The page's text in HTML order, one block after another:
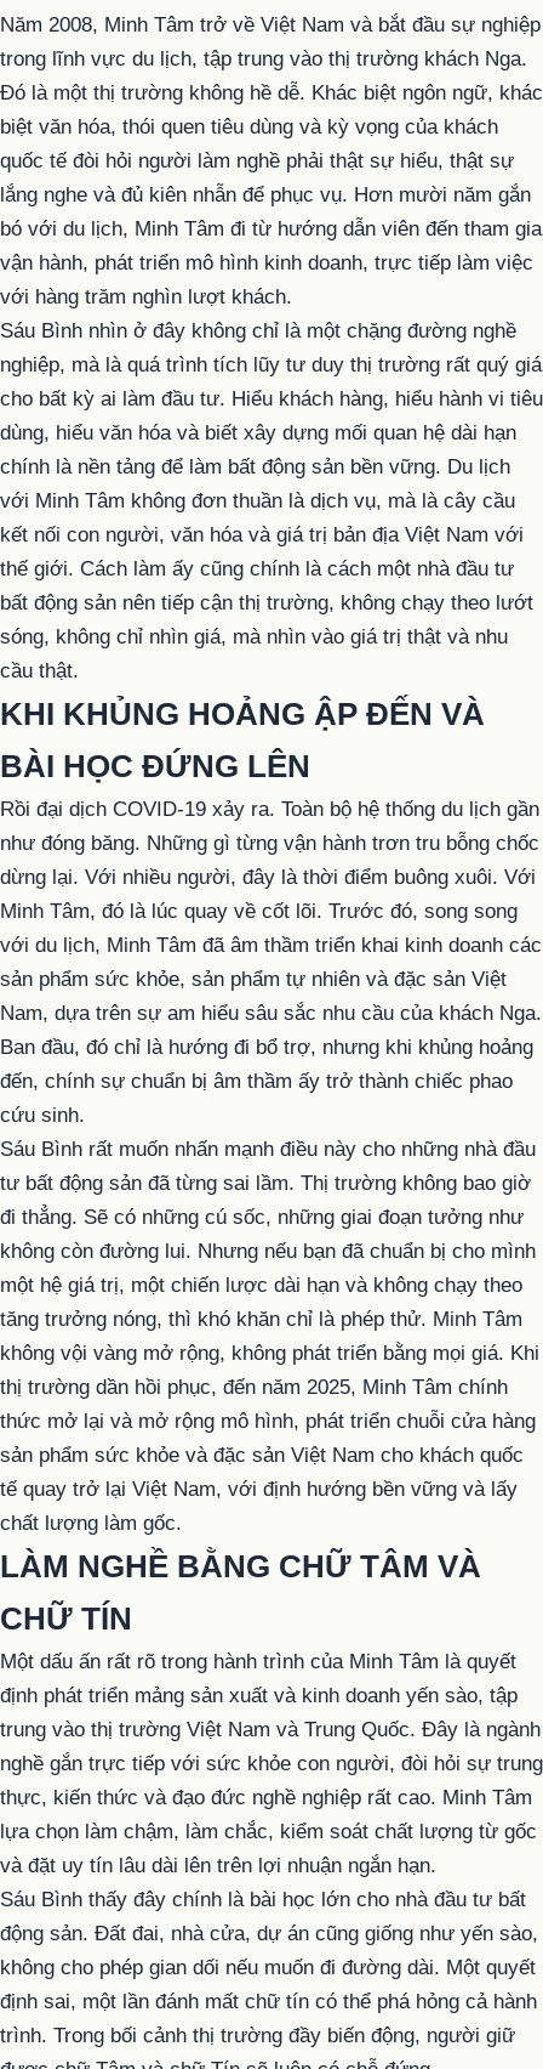
Năm 2008, Minh Tâm trở về Việt Nam và bắt đầu sự nghiệp
trong lĩnh vực du lịch, tập trung vào thị trường khách Nga.
Đó là một thị trường không hề dễ. Khác biệt ngôn ngữ, khác
biệt văn hóa, thói quen tiêu dùng và kỳ vọng của khách
quốc tế đòi hỏi người làm nghề phải thật sự hiểu, thật sự
lắng nghe và đủ kiên nhẫn để phục vụ. Hơn mười năm gắn
bó với du lịch, Minh Tâm đi từ hướng dẫn viên đến tham gia
vận hành, phát triển mô hình kinh doanh, trực tiếp làm việc
với hàng trăm nghìn lượt khách.
Sáu Bình nhìn ở đây không chỉ là một chặng đường nghề
nghiệp, mà là quá trình tích lũy tư duy thị trường rất quý giá
cho bất kỳ ai làm đầu tư. Hiểu khách hàng, hiểu hành vi tiêu
dùng, hiểu văn hóa và biết xây dựng mối quan hệ dài hạn
chính là nền tảng để làm bất động sản bền vững. Du lịch
với Minh Tâm không đơn thuần là dịch vụ, mà là cây cầu
kết nối con người, văn hóa và giá trị bản địa Việt Nam với
thế giới. Cách làm ấy cũng chính là cách một nhà đầu tư
bất động sản nên tiếp cận thị trường, không chạy theo lướt
sóng, không chỉ nhìn giá, mà nhìn vào giá trị thật và nhu
cầu thật.
KHI KHỦNG HOẢNG ẬP ĐẾN VÀ
BÀI HỌC ĐỨNG LÊN
Rồi đại dịch COVID-19 xảy ra. Toàn bộ hệ thống du lịch gần
như đóng băng. Những gì từng vận hành trơn tru bỗng chốc
dừng lại. Với nhiều người, đây là thời điểm buông xuôi. Với
Minh Tâm, đó là lúc quay về cốt lõi. Trước đó, song song
với du lịch, Minh Tâm đã âm thầm triển khai kinh doanh các
sản phẩm sức khỏe, sản phẩm tự nhiên và đặc sản Việt
Nam, dựa trên sự am hiểu sâu sắc nhu cầu của khách Nga.
Ban đầu, đó chỉ là hướng đi bổ trợ, nhưng khi khủng hoảng
đến, chính sự chuẩn bị âm thầm ấy trở thành chiếc phao
cứu sinh.
Sáu Bình rất muốn nhấn mạnh điều này cho những nhà đầu
tư bất động sản đã từng sai lầm. Thị trường không bao giờ
đi thẳng. Sẽ có những cú sốc, những giai đoạn tưởng như
không còn đường lui. Nhưng nếu bạn đã chuẩn bị cho mình
một hệ giá trị, một chiến lược dài hạn và không chạy theo
tăng trưởng nóng, thì khó khăn chỉ là phép thử. Minh Tâm
không vội vàng mở rộng, không phát triển bằng mọi giá. Khi
thị trường dần hồi phục, đến năm 2025, Minh Tâm chính
thức mở lại và mở rộng mô hình, phát triển chuỗi cửa hàng
sản phẩm sức khỏe và đặc sản Việt Nam cho khách quốc
tế quay trở lại Việt Nam, với định hướng bền vững và lấy
chất lượng làm gốc.
LÀM NGHỀ BẰNG CHỮ TÂM VÀ
CHỮ TÍN
Một dấu ấn rất rõ trong hành trình của Minh Tâm là quyết
định phát triển mảng sản xuất và kinh doanh yến sào, tập
trung vào thị trường Việt Nam và Trung Quốc. Đây là ngành
nghề gắn trực tiếp với sức khỏe con người, đòi hỏi sự trung
thực, kiến thức và đạo đức nghề nghiệp rất cao. Minh Tâm
lựa chọn làm chậm, làm chắc, kiểm soát chất lượng từ gốc
và đặt uy tín lâu dài lên trên lợi nhuận ngắn hạn.
Sáu Bình thấy đây chính là bài học lớn cho nhà đầu tư bất
động sản. Đất đai, nhà cửa, dự án cũng giống như yến sào,
không cho phép gian dối nếu muốn đi đường dài. Một quyết
định sai, một lần đánh mất chữ tín có thể phá hỏng cả hành
trình. Trong bối cảnh thị trường đầy biến động, người giữ